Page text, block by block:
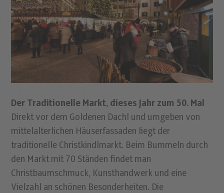
Der Traditionelle Markt, dieses Jahr zum 50. Mal
Direkt vor dem Goldenen Dachl und umgeben von
mittelalterlichen Häuserfassaden liegt der
traditionelle Christkindlmarkt. Beim Bummeln durch
den Markt mit 70 Ständen findet man
Christbaumschmuck, Kunsthandwerk und eine
Vielzahl an schönen Besonderheiten. Die